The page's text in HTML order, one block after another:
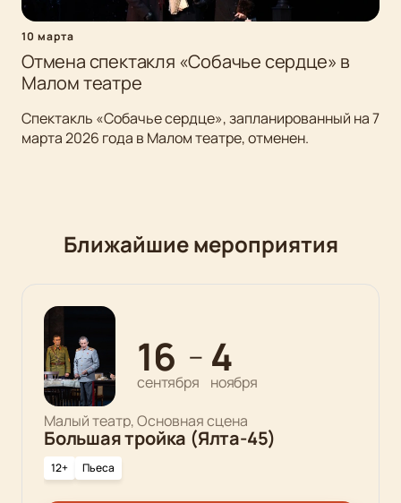
10 марта
Отмена спектакля «Собачье сердце» в
Малом театре
Спектакль «Собачье сердце», запланированный на 7
марта 2026 года в Малом театре, отменен.
Ближайшие мероприятия
16
сентября
— 4
ноября
Малый театр, Основная сцена
Большая тройка (Ялта-45)
12+ Пьеса